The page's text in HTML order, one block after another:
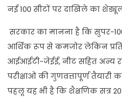
नई 100 सीटों पर दाखिले का
सरकार का मानना है कि सुपर-
आर्थिक रूप से कमजोर लेकिन
आईआईटी-जेईई, नीट सहित अन्य
परीक्षाओं की गुणवत्तापूर्ण
पहलू यह भी है कि शैक्षणिक सत्र